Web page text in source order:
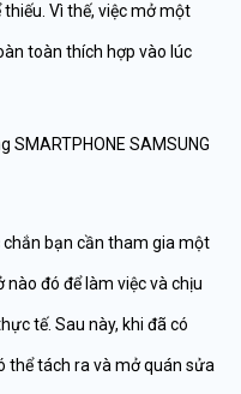
Vì thế, việc mở một
toàn thích hợp vào lúc
bạn cần tham gia một
đó để làm việc và chịu
tế. Sau này, khi đã có
thể tách ra và mở quán sửa